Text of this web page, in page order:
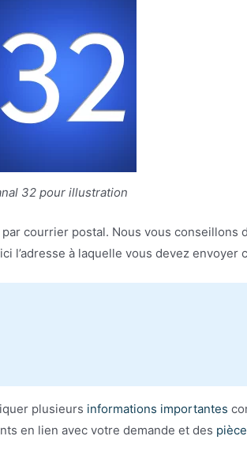
32 pour illustration
courrier postal. Nous vous conseillons
l’adresse à laquelle vous devez envoyer
plusieurs informations importantes
en lien avec votre demande et des